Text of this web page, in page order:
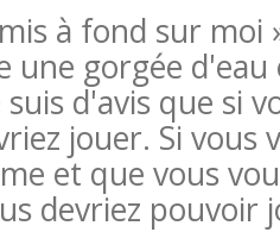
à fond sur moi
une gorgée
suis d'avis que si
jouer. Si vous
et que vous
devriez pouvoir